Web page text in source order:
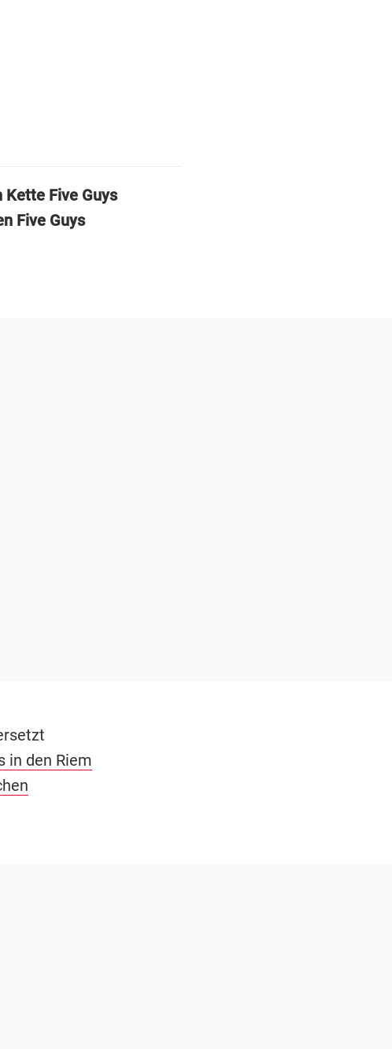
Kette Five Guys
Five Guys
in den Riem